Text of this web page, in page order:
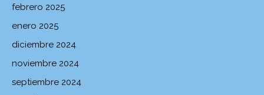
febrero 2025
enero 2025
diciembre 2024
noviembre 2024
septiembre 2024